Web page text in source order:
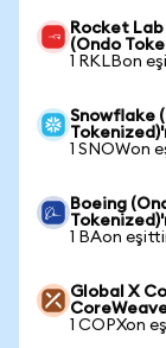
Rocket
(Ondo
1 RKLBon
Snowflake
1 SNOWon
Boeing
1 BAon
Global X
1 COPXon